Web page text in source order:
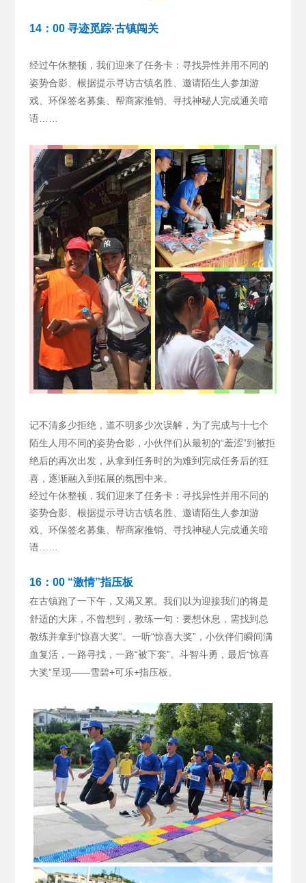
14：00 寻迹觅踪·古镇闯关
经过午休整顿，我们迎来了任务卡：寻找异性并用不同的
姿势合影、根据提示寻访古镇名胜、邀请陌生人参加游
戏、环保签名募集、帮商家推销、寻找神秘人完成通关暗
语……
记不清多少拒绝，道不明多少次误解，为了完成与十七个
陌生人用不同的姿势合影，小伙伴们从最初的“羞涩”到被拒
绝后的再次出发，从拿到任务时的为难到完成任务后的狂
喜，逐渐融入到拓展的氛围中来。
经过午休整顿，我们迎来了任务卡：寻找异性并用不同的
姿势合影、根据提示寻访古镇名胜、邀请陌生人参加游
戏、环保签名募集、帮商家推销、寻找神秘人完成通关暗
语……
16：00 “激情”指压板
在古镇跑了一下午，又渴又累。我们以为迎接我们的将是
舒适的大床，不曾想到，教练一句：要想休息，需找到总
教练并拿到“惊喜大奖”。 一听“惊喜大奖”，小伙伴们瞬间满
血复活，一路寻找，一路“被下套”。斗智斗勇，最后“惊喜
大奖”呈现——雪碧+可乐+指压板。